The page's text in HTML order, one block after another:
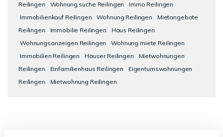
Reilingen
Wohnung suche Reilingen
Immo Reilingen
Immobilienkauf Reilingen
Wohnung Reilingen
Mietangebote
Reilingen
Immobilie Reilingen
Haus Reilingen
Wohnungsanzeigen Reilingen
Wohnung miete Reilingen
Immobilien Reilingen
Häuser Reilingen
Mietwohnungen
Reilingen
Einfamilienhaus Reilingen
Eigentumswohnungen
Reilingen
Mietwohnung Reilingen